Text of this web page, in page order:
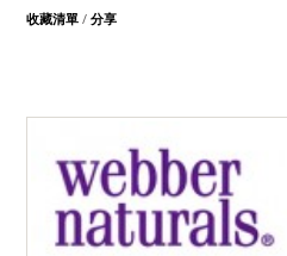
收藏清單 / 分享